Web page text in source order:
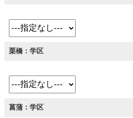
栗橋：学区
菖蒲：学区